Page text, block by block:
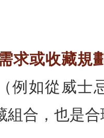
求或收藏規
例如從威士
組合，也是